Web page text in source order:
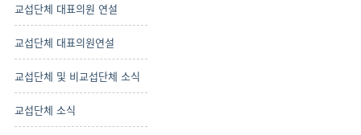
교섭단체 대표의원 연설
교섭단체 대표의원연설
교섭단체 및 비교섭단체 소식
교섭단체 소식